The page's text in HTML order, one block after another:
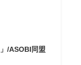
/ASOBI同盟